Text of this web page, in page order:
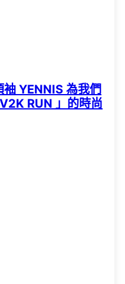
袖 YENNIS 為我們
RUN 」的時尚